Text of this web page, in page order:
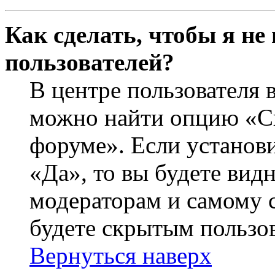
Как сделать, чтобы я
пользователей?
В центре
можно найти опцию
форуме». Если
«Да», то вы будете
модераторам и самому
будете скрытым
Вернуться наверх